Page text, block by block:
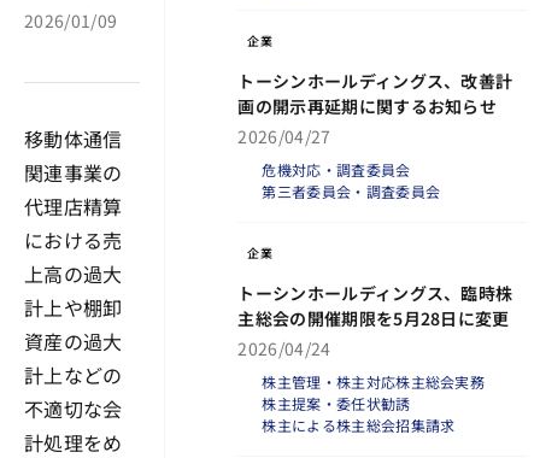
2026/01/09
移動体通信
関連事業の
代理店精算
における売
上高の過大
計上や棚卸
資産の過大
計上などの
不適切な会
計処理をめ
企業
トーシンホールディングス、改善計
画の開示再延期に関するお知らせ
2026/04/27
危機対応・調査委員会
第三者委員会・調査委員会
企業
トーシンホールディングス、臨時株
主総会の開催期限を5月28日に変更
2026/04/24
株主管理・株主対応株主総会実務
株主提案・委任状勧誘
株主による株主総会招集請求